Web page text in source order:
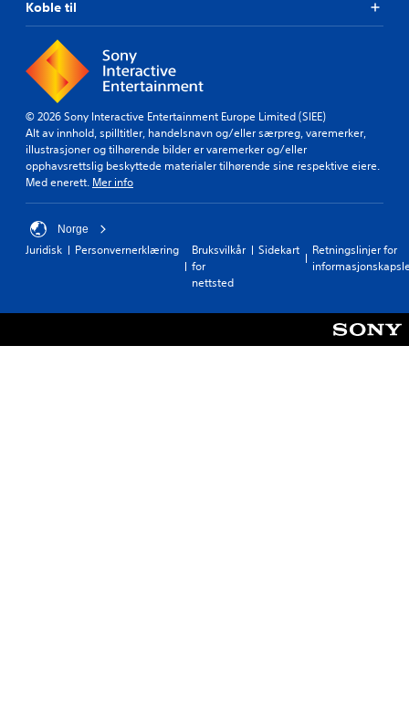
Koble til
© 2026 Sony Interactive Entertainment Europe Limited (SIEE)
Alt av innhold, spilltitler, handelsnavn og/eller særpreg, varemerker,
illustrasjoner og tilhørende bilder er varemerker og/eller
opphavsrettslig beskyttede materialer tilhørende sine respektive eiere.
Med enerett. Mer info
Norge
Juridisk Personvernerklæring
Bruksvilkår
for
nettsted
Sidekart
Retningslinjer for